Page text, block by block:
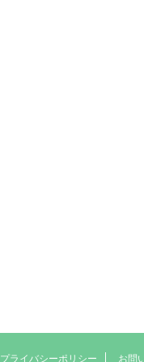
プライバシーポリシー お問